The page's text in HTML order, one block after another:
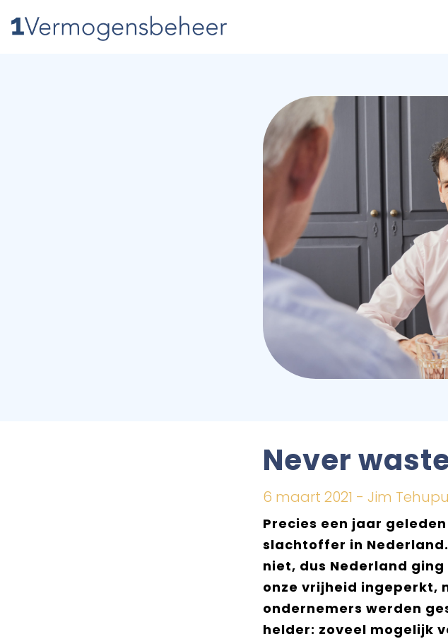
Never
6 maart 2021 - Jim
Precies een jaar
slachtoffer in
niet, dus Nederland
onze vrijheid ingeperkt,
ondernemers werden
helder: zoveel mogelijk